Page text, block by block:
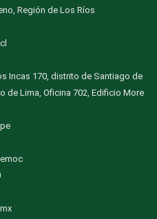
Región de Los Ríos
Incas 170, distrito de Santiago de
de Lima, Oficina 702, Edificio More